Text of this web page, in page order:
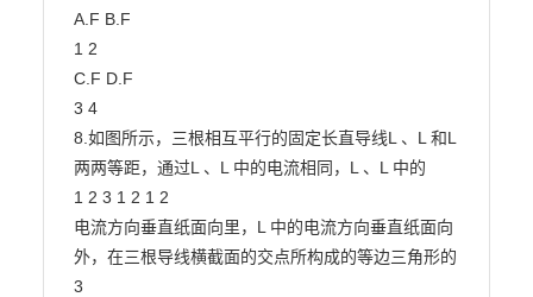
A.F B.F
1 2
C.F D.F
3 4
8.如图所示，三根相互平行的固定长直导线L 、L 和L
两两等距，通过L 、L 中的电流相同，L 、L 中的
1 2 3 1 2 1 2
电流方向垂直纸面向里，L 中的电流方向垂直纸面向
外，在三根导线横截面的交点所构成的等边三角形的
3